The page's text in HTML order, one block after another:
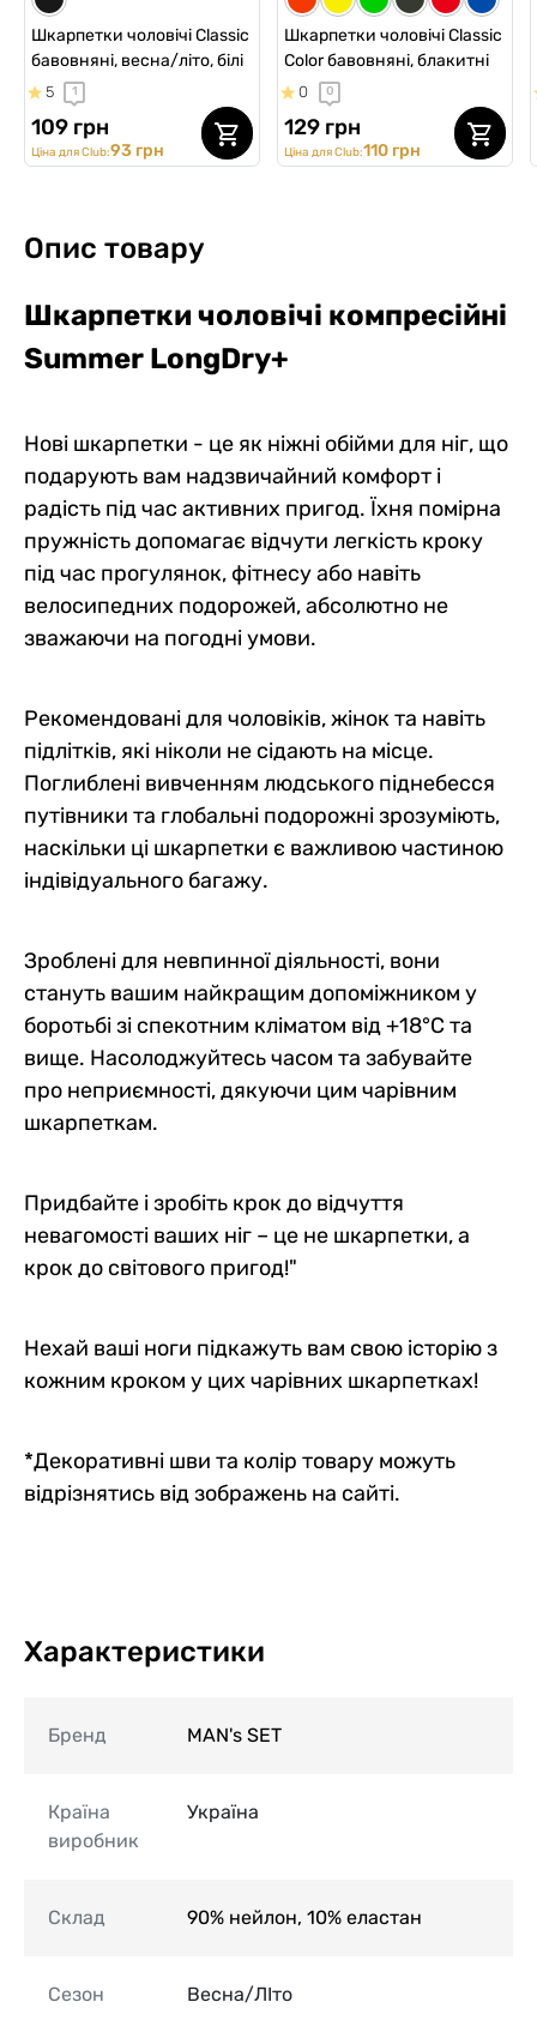
Шкарпетки чоловічі Classic
бавовняні, весна/літо, білі
5 1
109 грн
Ціна для Club:93 грн
Шкарпетки чоловічі Classic
Color бавовняні, блакитні
0 0
129 грн
Ціна для Club:110 грн
Опис товару
Шкарпетки чоловічі компресійні
Summer LongDry+
Нові шкарпетки - це як ніжні обійми для ніг, що
подарують вам надзвичайний комфорт і
радість під час активних пригод. Їхня помірна
пружність допомагає відчути легкість кроку
під час прогулянок, фітнесу або навіть
велосипедних подорожей, абсолютно не
зважаючи на погодні умови.
Рекомендовані для чоловіків, жінок та навіть
підлітків, які ніколи не сідають на місце.
Поглиблені вивченням людського піднебесся
путівники та глобальні подорожні зрозуміють,
наскільки ці шкарпетки є важливою частиною
індівідуального багажу.
Зроблені ​​для невпинної діяльності, вони
стануть вашим найкращим допоміжником у
боротьбі зі спекотним кліматом від +18°C та
вище. Насолоджуйтесь часом та забувайте
про неприємності, дякуючи цим чарівним
шкарпеткам.
Придбайте і зробіть крок до відчуття
невагомості ваших ніг – це не шкарпетки, а
крок до світового пригод!"
Нехай ваші ноги підкажуть вам свою історію з
кожним кроком у цих чарівних шкарпетках!
*Декоративні шви та колір товару можуть
відрізнятись від зображень на сайті.
Характеристики
Бренд MAN's SET
Країна
виробник
Україна
Склад 90% нейлон, 10% еластан
Сезон Весна/ЛІто